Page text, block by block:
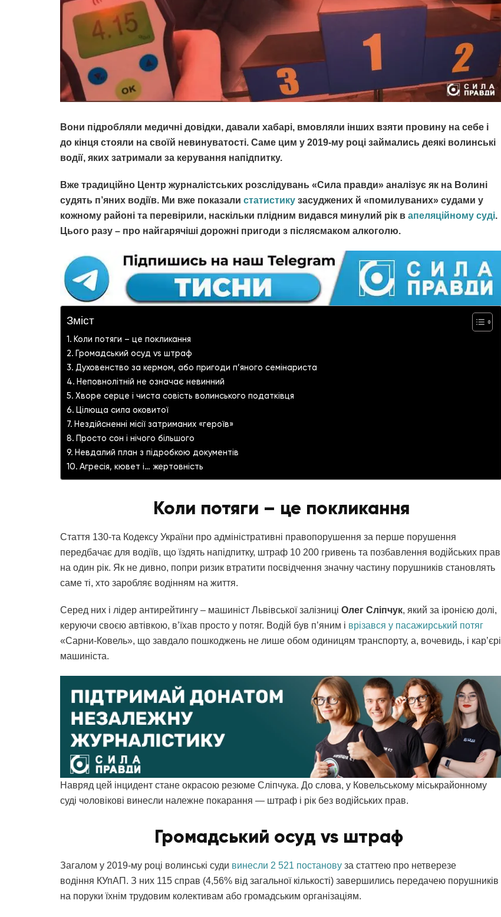
Вони підробляли медичні довідки, давали хабарі, вмовляли інших взяти провину на себе і
до кінця стояли на своїй невинуватості. Саме цим у 2019-му році займались деякі волинські
водії, яких затримали за керування напідпитку.
Вже традиційно Центр журналістських розслідувань «Сила правди» аналізує як на Волині
судять п’яних водіїв. Ми вже показали статистику засуджених й «помилуваних» судами у
кожному районі та перевірили, наскільки плідним видався минулий рік в апеляційному суді.
Цього разу – про найгарячіші дорожні пригоди з післясмаком алкоголю.
Зміст
Коли потяги – це покликання
Громадський осуд vs штраф
Духовенство за кермом, або пригоди п’яного семінариста
Неповнолітній не означає невинний
Хворе серце і чиста совість волинського податківця
Цілюща сила оковитої
Нездійсненні місії затриманих «героїв»
Просто сон і нічого більшого
Невдалий план з підробкою документів
Агресія, кювет і… жертовність
Коли потяги – це покликання
Стаття 130-та Кодексу України про адміністративні правопорушення за перше порушення
передбачає для водіїв, що їздять напідпитку, штраф 10 200 гривень та позбавлення водійських прав
на один рік. Як не дивно, попри ризик втратити посвідчення значну частину порушників становлять
саме ті, хто заробляє водінням на життя.
Серед них і лідер антирейтингу – машиніст Львівської залізниці Олег Сліпчук, який за іронією долі,
керуючи своєю автівкою, в’їхав просто у потяг. Водій був п’яним і врізався у пасажирський потяг
«Сарни-Ковель», що завдало пошкоджень не лише обом одиницям транспорту, а, вочевидь, і кар’єрі
машиніста.
Навряд цей інцидент стане окрасою резюме Сліпчука. До слова, у Ковельському міськрайонному
суді чоловікові винесли належне покарання — штраф і рік без водійських прав.
Громадський осуд vs штраф
Загалом у 2019-му році волинські суди винесли 2 521 постанову за статтею про нетверезе
водіння КУпАП. З них 115 справ (4,56% від загальної кількості) завершились передачею порушників
на поруки їхнім трудовим колективам або громадським організаціям.